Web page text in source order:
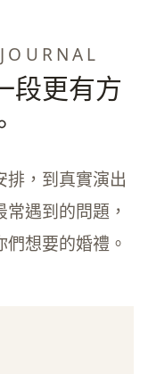
段更有方
排，到真實演出
遇到的問題，
想要的婚禮。